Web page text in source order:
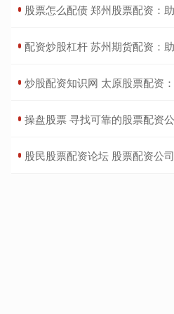
股票怎么配债 郑州股票配资：助力投
配资炒股杠杆 苏州期货配资：助
炒股配资知识网 太原股票配资：助力
操盘股票 寻找可靠的股票配资公
股民股票配资论坛 股票配资公司软件：助